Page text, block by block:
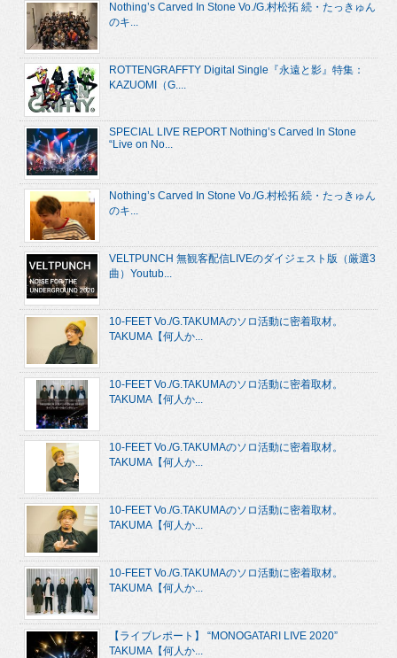
Nothing’s Carved In Stone Vo./G.村松拓 続・たっきゅん
のキ...
ROTTENGRAFFTY Digital Single『永遠と影』特集：
KAZUOMI（G....
SPECIAL LIVE REPORT Nothing’s Carved In Stone
“Live on No...
Nothing’s Carved In Stone Vo./G.村松拓 続・たっきゅん
のキ...
VELTPUNCH 無観客配信LIVEのダイジェスト版（厳選3
曲）Youtub...
10-FEET Vo./G.TAKUMAのソロ活動に密着取材。
TAKUMA【何人か...
10-FEET Vo./G.TAKUMAのソロ活動に密着取材。
TAKUMA【何人か...
10-FEET Vo./G.TAKUMAのソロ活動に密着取材。
TAKUMA【何人か...
10-FEET Vo./G.TAKUMAのソロ活動に密着取材。
TAKUMA【何人か...
10-FEET Vo./G.TAKUMAのソロ活動に密着取材。
TAKUMA【何人か...
【ライブレポート】 “MONOGATARI LIVE 2020”
TAKUMA【何人か...